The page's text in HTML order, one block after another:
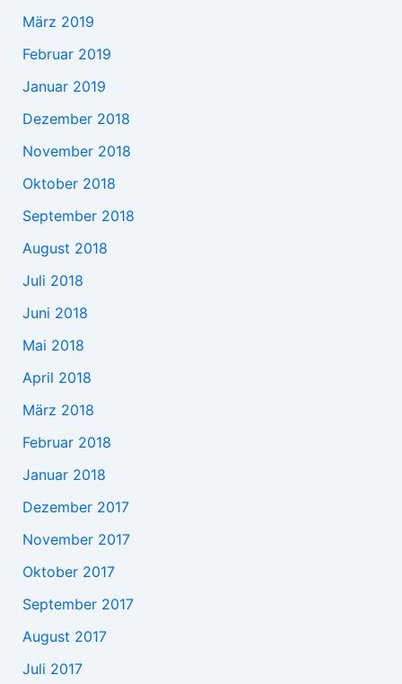
März 2019
Februar 2019
Januar 2019
Dezember 2018
November 2018
Oktober 2018
September 2018
August 2018
Juli 2018
Juni 2018
Mai 2018
April 2018
März 2018
Februar 2018
Januar 2018
Dezember 2017
November 2017
Oktober 2017
September 2017
August 2017
Juli 2017